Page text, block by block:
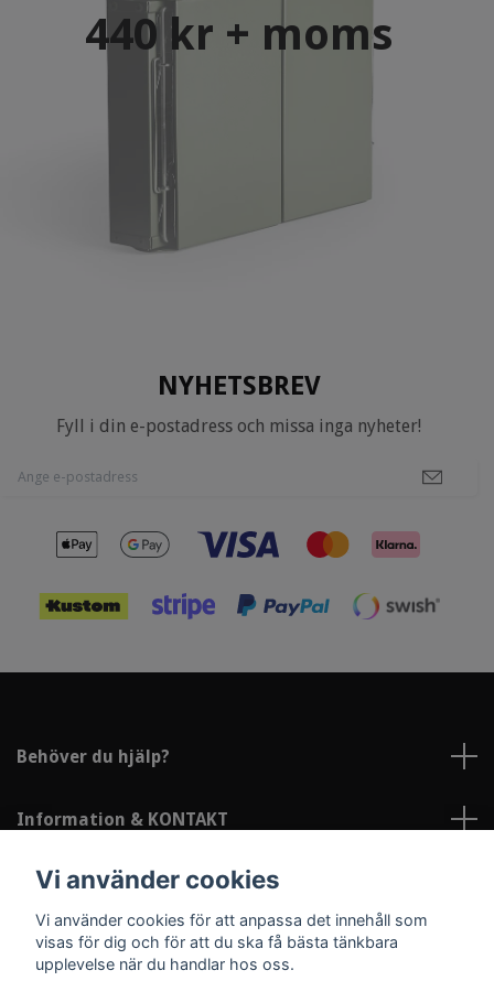
440 kr + moms
NYHETSBREV
Fyll i din e-postadress och missa inga nyheter!
Behöver du hjälp?
Information & KONTAKT
Sociala medier
Vi använder cookies
Vi använder cookies för att anpassa det innehåll som
visas för dig och för att du ska få bästa tänkbara
upplevelse när du handlar hos oss.